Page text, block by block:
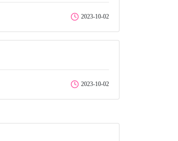
2023-10-02
2023-10-02